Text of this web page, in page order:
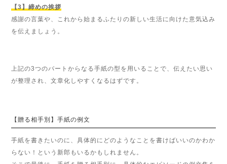
【3】締めの挨拶
感謝の言葉や、これから始まるふたりの新しい生活に向けた意気込み
を伝えましょう。
上記の3つのパートからなる手紙の型を用いることで、伝えたい思い
が整理され、文章化しやすくなるはずです。
【贈る相手別】手紙の例文
手紙を書きたいのに、具体的にどのようなことを書けばいいのかわか
らない！という新郎もいるかもしれません。